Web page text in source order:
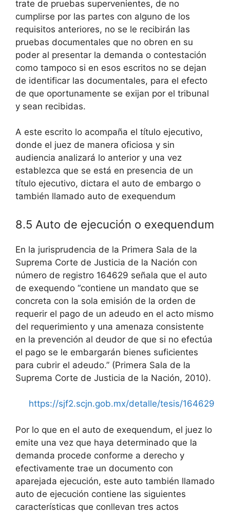
trate de pruebas supervenientes, de no
cumplirse por las partes con alguno de los
requisitos anteriores, no se le recibirán las
pruebas documentales que no obren en su
poder al presentar la demanda o contestación
como tampoco si en esos escritos no se dejan
de identificar las documentales, para el efecto
de que oportunamente se exijan por el tribunal
y sean recibidas.
A este escrito lo acompaña el título ejecutivo,
donde el juez de manera oficiosa y sin
audiencia analizará lo anterior y una vez
establezca que se está en presencia de un
título ejecutivo, dictara el auto de embargo o
también llamado auto de exequendum
8.5 Auto de ejecución o exequendum
En la jurisprudencia de la Primera Sala de la
Suprema Corte de Justicia de la Nación con
número de registro 164629 señala que el auto
de exequendo “contiene un mandato que se
concreta con la sola emisión de la orden de
requerir el pago de un adeudo en el acto mismo
del requerimiento y una amenaza consistente
en la prevención al deudor de que si no efectúa
el pago se le embargarán bienes suficientes
para cubrir el adeudo.” (Primera Sala de la
Suprema Corte de Justicia de la Nación, 2010).
https://sjf2.scjn.gob.mx/detalle/tesis/164629
Por lo que en el auto de exequendum, el juez lo
emite una vez que haya determinado que la
demanda procede conforme a derecho y
efectivamente trae un documento con
aparejada ejecución, este auto también llamado
auto de ejecución contiene las siguientes
características que conllevan tres actos